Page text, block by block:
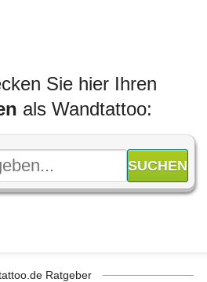
Sie hier Ihren
als Wandtattoo:
Ratgeber